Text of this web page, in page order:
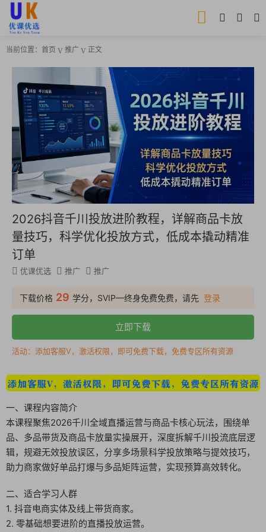
当前位置： 首页 推广 正文
2026抖音千川投放进阶教程，详解商品卡放
量技巧，科学优化投放方式，低成本撬动精准
订单
优课优选 推广 推广
下载价格 29 学分，SVIP—终身免费免费，请先 登录
立即下载
活动：添加客服V，激活权限，即可免费下载，免费专区所有资源
一、课程内容简介
本课程聚焦2026千川全域直播运营与商品卡核心玩法，围绕单
品、多品带货及商品卡放量实操展开，深度拆解千川投流底层逻
辑，规避无效投放误区，分享多场景科学投放策略与提效技巧，
助力商家做好单品打爆与多品矩阵运营，实现预算高效转化。
二、适合学习人群
1. 抖音电商实体及线上带货商家。
2. 零基础想要进阶的直播投放运营。